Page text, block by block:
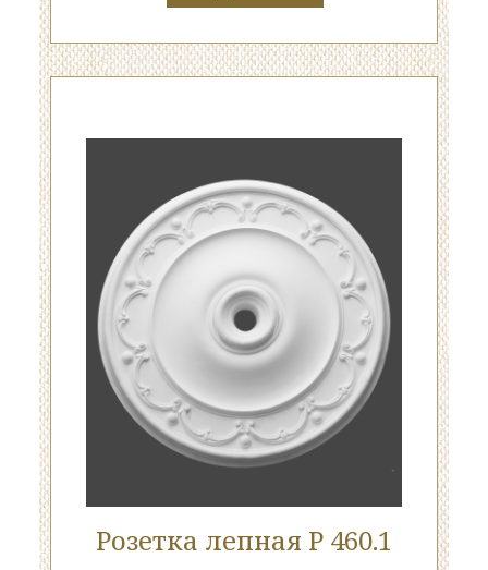
Розетка лепная Р 460.1